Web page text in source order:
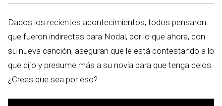
Dados los recientes acontecimientos, todos pensaron
que fueron indirectas para Nodal, por lo que ahora, con
su nueva canción, aseguran que le está contestando a lo
que dijo y presume más a su novia para que tenga celos.
¿Crees que sea por eso?